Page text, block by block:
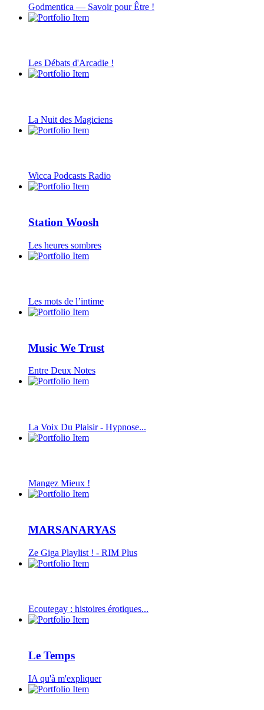
Godmentica — Savoir pour Être !
Les Débats d'Arcadie !
La Nuit des Magiciens
Wicca Podcasts Radio
Station Woosh
Les heures sombres
Les mots de l’intime
Music We Trust
Entre Deux Notes
La Voix Du Plaisir - Hypnose...
Mangez Mieux !
MARSANARYAS
Ze Giga Playlist ! - RIM Plus
Ecoutegay : histoires érotiques...
Le Temps
IA qu'à m'expliquer